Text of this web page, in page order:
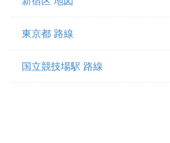
東京都 路線
国立競技場駅 路線